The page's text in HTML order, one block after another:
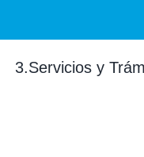
3.Servicios y